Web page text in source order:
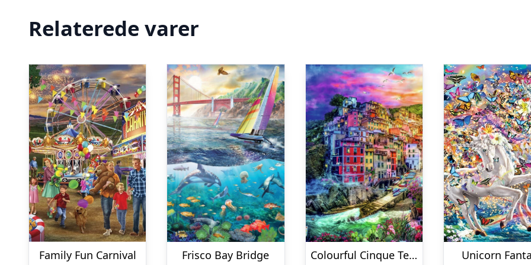
Relaterede varer
Family Fun Carnival Frisco Bay Bridge Colourful Cinque Terre Unicorn